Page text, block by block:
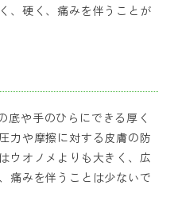
、硬く、痛みを伴うことが
底や手のひらにできる厚く
力や摩擦に対する皮膚の防
ウオノメよりも大きく、広
痛みを伴うことは少ないで